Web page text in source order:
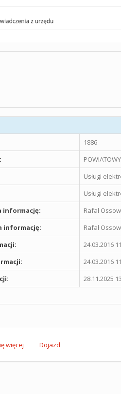
1886
Usługi
Usługi
informację:
Rafał
informację:
Rafał
24.03.2016
24.03.2016
28.11.2025
więcej Dojazd